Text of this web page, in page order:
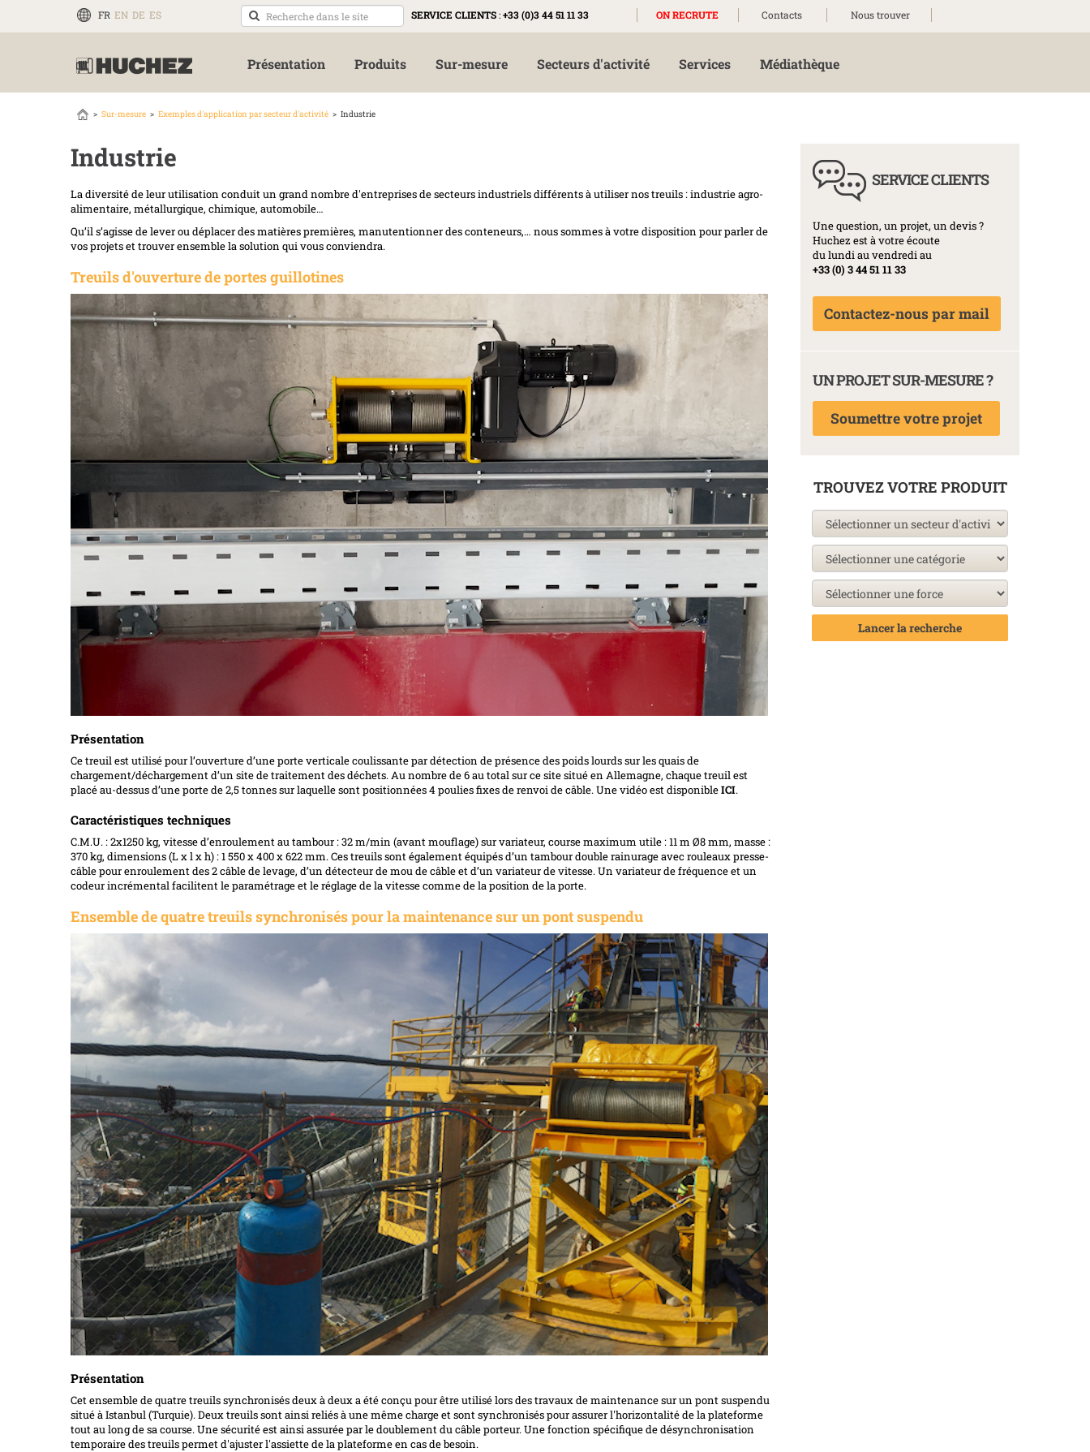
FR EN DE ES SERVICE CLIENTS:+33 (0)3 44 51 11 33 ON RECRUTE Contacts Nous trouver
Présentation Produits Sur-mesure Secteurs d'activité Services Médiathèque
Sur-mesure Exemples d'application par secteur d'activité Industrie
Industrie
La diversité de leur utilisation conduit un grand nombre d'entreprises de secteurs industriels différents à utiliser nos treuils : industrie agro-
alimentaire, métallurgique, chimique, automobile…
Qu’il s’agisse de lever ou déplacer des matières premières, manutentionner des conteneurs,… nous sommes à votre disposition pour parler de
vos projets et trouver ensemble la solution qui vous conviendra.
Treuils d'ouverture de portes guillotines
Présentation
Ce treuil est utilisé pour l’ouverture d’une porte verticale coulissante par détection de présence des poids lourds sur les quais de
chargement/déchargement d’un site de traitement des déchets. Au nombre de 6 au total sur ce site situé en Allemagne, chaque treuil est
placé au-dessus d’une porte de 2,5 tonnes sur laquelle sont positionnées 4 poulies fixes de renvoi de câble. Une vidéo est disponibleICI.
Caractéristiques techniques
C.M.U. : 2x1250 kg, vitesse d’enroulement au tambour : 32 m/min (avant mouflage) sur variateur, course maximum utile : 11 m Ø8 mm, masse :
370 kg, dimensions (L x l x h) : 1 550 x 400 x 622 mm. Ces treuils sont également équipés d’un tambour double rainurage avec rouleaux presse-
câble pour enroulement des 2 câble de levage, d’un détecteur de mou de câble et d’un variateur de vitesse. Un variateur de fréquence et un
codeur incrémental facilitent le paramétrage et le réglage de la vitesse comme de la position de la porte.
Ensemble de quatre treuils synchronisés pour la maintenance sur un pont suspendu
Présentation
Cet ensemble de quatre treuils synchronisés deux à deux a été conçu pour être utilisé lors des travaux de maintenance sur un pont suspendu
situé à Istanbul (Turquie). Deux treuils sont ainsi reliés à une même charge et sont synchronisés pour assurer l'horizontalité de la plateforme
tout au long de sa course. Une sécurité est ainsi assurée par le doublement du câble porteur. Une fonction spécifique de désynchronisation
temporaire des treuils permet d'ajuster l'assiette de la plateforme en cas de besoin.
SERVICE CLIENTS
Une question, un projet, un devis ?
Huchez est à votre écoute
du lundi au vendredi au
+33 (0) 3 44 51 11 33
Contactez-nous par mail
UN PROJET SUR-MESURE ?
Soumettre votre projet
TROUVEZ VOTRE PRODUIT
Lancer la recherche